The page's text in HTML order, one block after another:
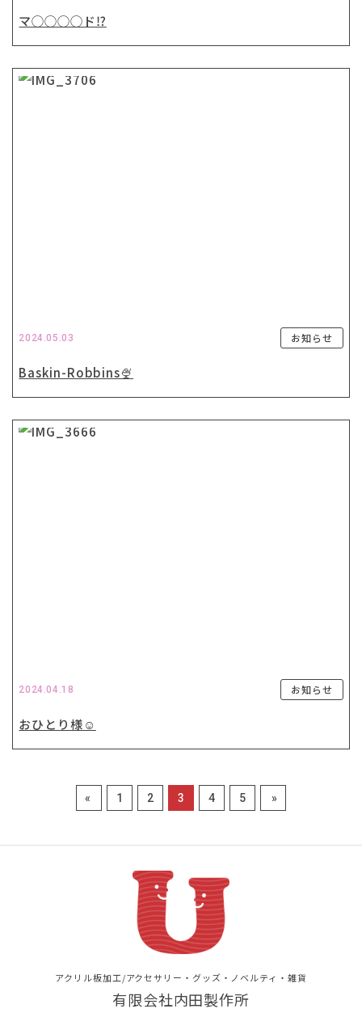
マ◯◯◯◯ド⁉️
2024.05.03 お知らせ
Baskin-Robbins🍨
2024.04.18 お知らせ
おひとり様☺️
« 1 2 3 4 5 »
アクリル板加工/アクセサリー・グッズ・ノベルティ・雑貨
有限会社内田製作所